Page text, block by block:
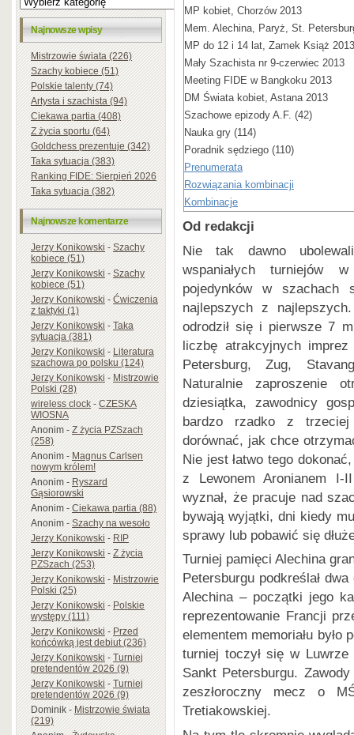
Najnowsze wpisy
Mistrzowie świata (226)
Szachy kobiece (51)
Polskie talenty (74)
Artysta i szachista (94)
Ciekawa partia (408)
Z życia sportu (64)
Goldchess prezentuje (342)
Taka sytuacja (383)
Ranking FIDE: Sierpień 2026
Taka sytuacja (382)
Najnowsze komentarze
Jerzy Konikowski-Szachy
kobiece (51)
Jerzy Konikowski-Szachy
kobiece (51)
Jerzy Konikowski-Ćwiczenia
z taktyki (1)
Jerzy Konikowski-Taka
sytuacja (381)
Jerzy Konikowski-Literatura
szachowa po polsku (124)
Jerzy Konikowski-Mistrzowie
Polski (28)
wireless clock-CZESKA
WIOSNA
Anonim-Z życia PZSzach
(258)
Anonim-Magnus Carlsen
nowym królem!
Anonim-Ryszard
Gąsiorowski
Anonim-Ciekawa partia (88)
Anonim-Szachy na wesoło
Jerzy Konikowski-RIP
Jerzy Konikowski-Z życia
PZSzach (253)
Jerzy Konikowski-Mistrzowie
Polski (25)
Jerzy Konikowski-Polskie
występy (111)
Jerzy Konikowski-Przed
końcówką jest debiut (236)
Jerzy Konikowski-Turniej
pretendentów 2026 (9)
Jerzy Konikowski-Turniej
pretendentów 2026 (9)
Dominik-Mistrzowie świata
(219)
MP kobiet, Chorzów 2013
Mem. Alechina, Paryż, St.
MP do 12 i 14 lat, Zamek Książ 2013
Mały Szachista nr 9-czerwiec 2013
Meeting FIDE w Bangkoku 2013
DM Świata kobiet, Astana 2013
Szachowe epizody A.F. (42)
Nauka gry (114)
Poradnik sędziego (110)
Prenumerata
Rozwiązania kombinacji
Kombinacje
Od redakcji
Nie tak dawno
wspaniałych turniejów
pojedynków w szachach
najlepszych z
odrodził się i pierwsze 7
liczbę atrakcyjnych
Petersburg, Zug,
Naturalnie zaproszenie
dziesiątka, zawodnicy
bardzo rzadko z
dorównać, jak chce
Nie jest łatwo tego
z Lewonem Aronianem I-
wyznał, że pracuje nad
bywają wyjątki, dni kiedy
sprawy lub pobawić się
Turniej pamięci Alechina
Petersburgu podkreślał
Alechina – początki jego
reprezentowanie Francji
elementem memoriału
turniej toczył się w
Sankt Petersburgu.
zeszłoroczny mecz o
Tretiakowskiej.